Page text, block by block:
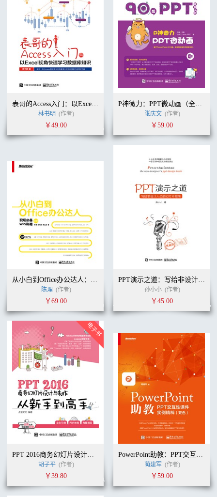
表哥的Access入门：以Excel视角快速学习数据库知识
林书明 (作者)
￥49.00
P神微力：PPT微动画（全彩）
张庆文 (作者)
￥59.00
从小白到Office办公达人：职场必备WPS秘籍（全彩）
陈理 (作者)
￥69.00
PPT演示之道：写给非设计人员的幻灯片指南（精装纪念版）
孙小小 (作者)
￥45.00
PPT 2016商务幻灯片设计与制作从新手到高手
胡子平 (作者)
￥39.80
PowerPoint助教：PPT交互性课件实例精粹（双色）
蔺建军 (作者)
￥59.00